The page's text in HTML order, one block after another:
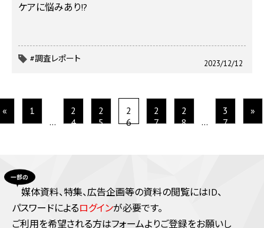
ケアに悩みあり!?
2023/12/12
#調査レポート
«
1
…
2
4
2
5
2
6
2
7
2
8
…
3
7
»
媒体資料、特集、広告企画等の資料の閲覧にはID、
パスワードによるログインが必要です。
ご利⽤を希望される⽅はフォームよりご登録をお願いし